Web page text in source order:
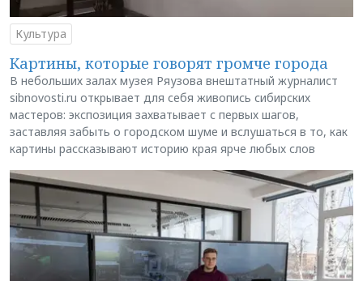
Культура
Картины, которые говорят громче города
В небольших залах музея Ряузова внештатный журналист
sibnovosti.ru открывает для себя живопись сибирских
мастеров: экспозиция захватывает с первых шагов,
заставляя забыть о городском шуме и вслушаться в то, как
картины рассказывают историю края ярче любых слов